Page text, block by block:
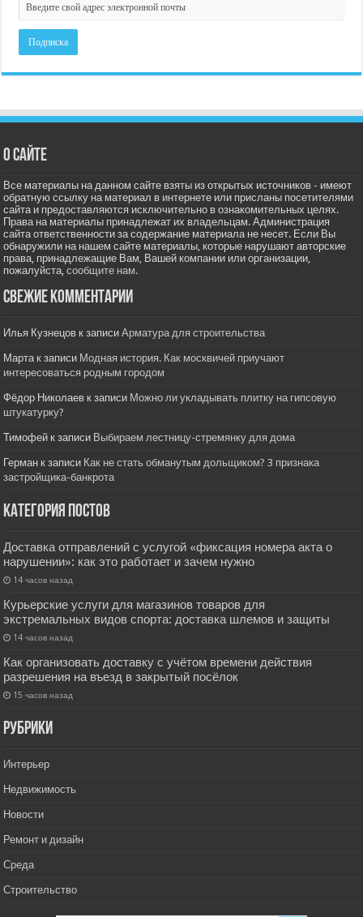
О сайте
Все материалы на данном сайте взяты из открытых источников - имеют
обратную ссылку на материал в интернете или присланы посетителями
сайта и предоставляются исключительно в ознакомительных целях.
Права на материалы принадлежат их владельцам. Администрация
сайта ответственности за содержание материала не несет. Если Вы
обнаружили на нашем сайте материалы, которые нарушают авторские
права, принадлежащие Вам, Вашей компании или организации,
пожалуйста,сообщите нам.
Свежие комментарии
Илья Кузнецов к записиАрматура для строительства
Мартак записи Модная история. Как москвичей приучают
интересоваться родным городом
Фёдор Николаев к записи Можно ли укладывать плитку на гипсовую
штукатурку?
Тимофей к записи Выбираем лестницу-стремянку для дома
Герман к записи Как не стать обманутым дольщиком? 3 признака
застройщика-банкрота
Категория постов
Доставка отправлений с услугой «фиксация номера акта о
нарушении»: как это работает и зачем нужно
14 часов назад
Курьерские услуги для магазинов товаров для
экстремальных видов спорта: доставка шлемов и защиты
14 часов назад
Как организовать доставку с учётом времени действия
разрешения на въезд в закрытый посёлок
15 часов назад
РУбрики
Интерьер
Недвижимость
Новости
Ремонт и дизайн
Среда
Строительство